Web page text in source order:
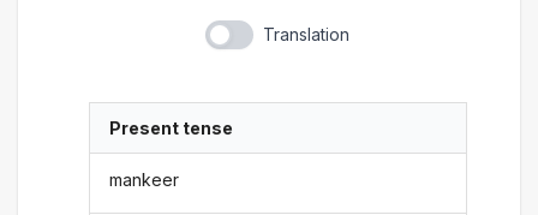
Translation
Present tense
mankeer